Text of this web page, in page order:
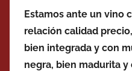
Estamos ante un vino
relación calidad
bien integrada y con
negra, bien madurita